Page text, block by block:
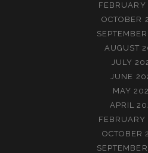
OCTOBER
AUGUST
JULY
JUNE
MAY
APRIL
FEBRUARY
OCTOBER